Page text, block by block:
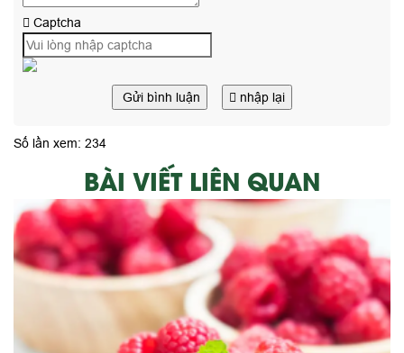
Captcha
Gửi bình luận nhập lại
Số lần xem: 234
BÀI VIẾT LIÊN QUAN